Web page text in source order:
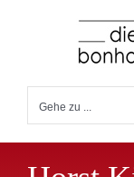
Gehe zu ...